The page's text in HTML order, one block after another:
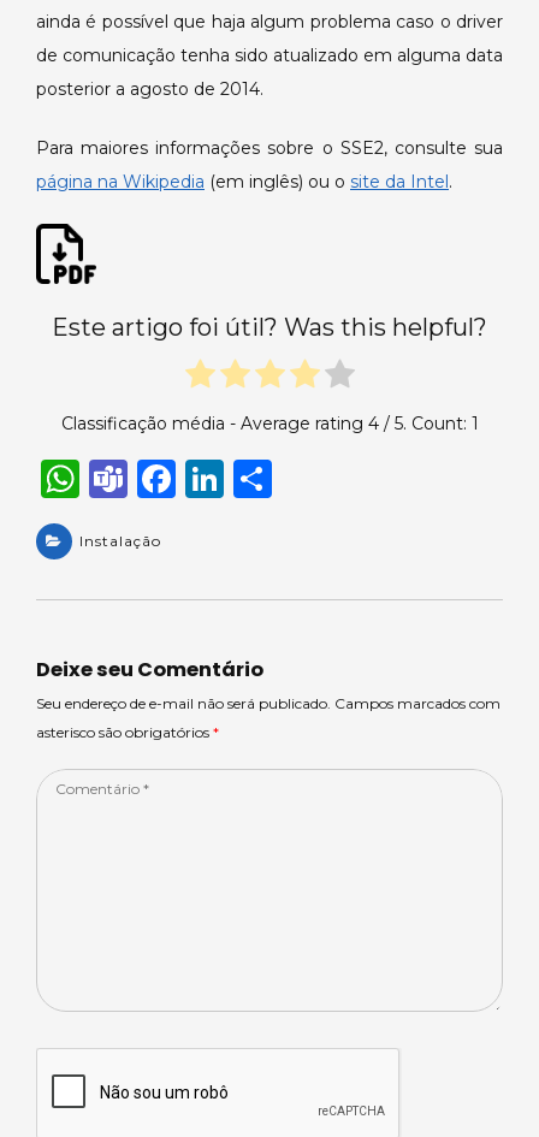
ainda é possível que haja algum problema caso o driver
de comunicação tenha sido atualizado em alguma data
posterior a agosto de 2014.
Para maiores informações sobre o SSE2, consulte sua
página na Wikipedia (em inglês) ou o site da Intel.
Este artigo foi útil? Was this helpful?
Classificação média - Average rating 4/ 5. Count: 1
W
a
ts
p
p
T
a
m
F
e
o
o
k
Li
e
n
e
Instalação
Deixe seu Comentário
Seu endereço de e-mail não será publicado. Campos marcados com
asterisco são obrigatórios *
Comentário